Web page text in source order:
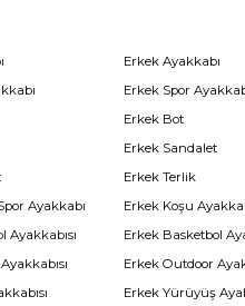
Ayakkabı
Ayakkabısı
Erkek Ayakkabı
Erkek Spor
Erkek Bot
Erkek Sandalet
Erkek Terlik
Erkek Koşu
Erkek Basketbol
Erkek Outdoor
Erkek Yürüyüş